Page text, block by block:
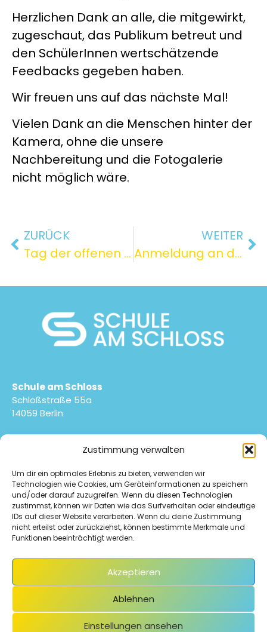
Zustimmung verwalten
Um dir ein optimales Erlebnis zu bieten, verwenden wir
Technologien wie Cookies, um Geräteinformationen zu speichern
und/oder darauf zuzugreifen. Wenn du diesen Technologien
zustimmst, können wir Daten wie das Surfverhalten oder eindeutige
IDs auf dieser Website verarbeiten. Wenn du deine Zustimmung
nicht erteilst oder zurückziehst, können bestimmte Merkmale und
Funktionen beeinträchtigt werden.
Akzeptieren
Ablehnen
Einstellungen ansehen
Herzlichen Dank an alle, die mitgewirkt,
zugeschaut, das Publikum betreut und
den SchülerInnen wertschätzende
Feedbacks gegeben haben.
Wir freuen uns auf das nächste Mal!
Vielen Dank an die Menschen hinter der
Kamera, ohne die unsere
Nachbereitung und die Fotogalerie
nicht möglich wäre.
ZURÜCK
Tag der offenen Tür am 16.01.2026
WEITER
Anmeldung an der Schule am Schloss
Schule am Schloss
Schloßstraße 55a
14059 Berlin
030 9029-24132
IMPRESSUM DATENSCHUTZ
E-MAIL-ZUGANG
COOKIE-RICHTLINIE (EU)
Das Sekretariat ist montags bis freitags von 08.00 –
14.30 Uhr geöffnet.
Anfragen an die Schule bitte grundsätzlich über
das Sekretariat.